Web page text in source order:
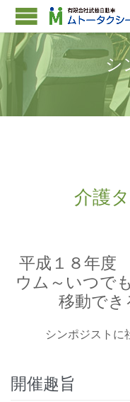
シ
介護
平成１８年度
ウム～いつで
移動でき
シンポジストに
開催趣旨